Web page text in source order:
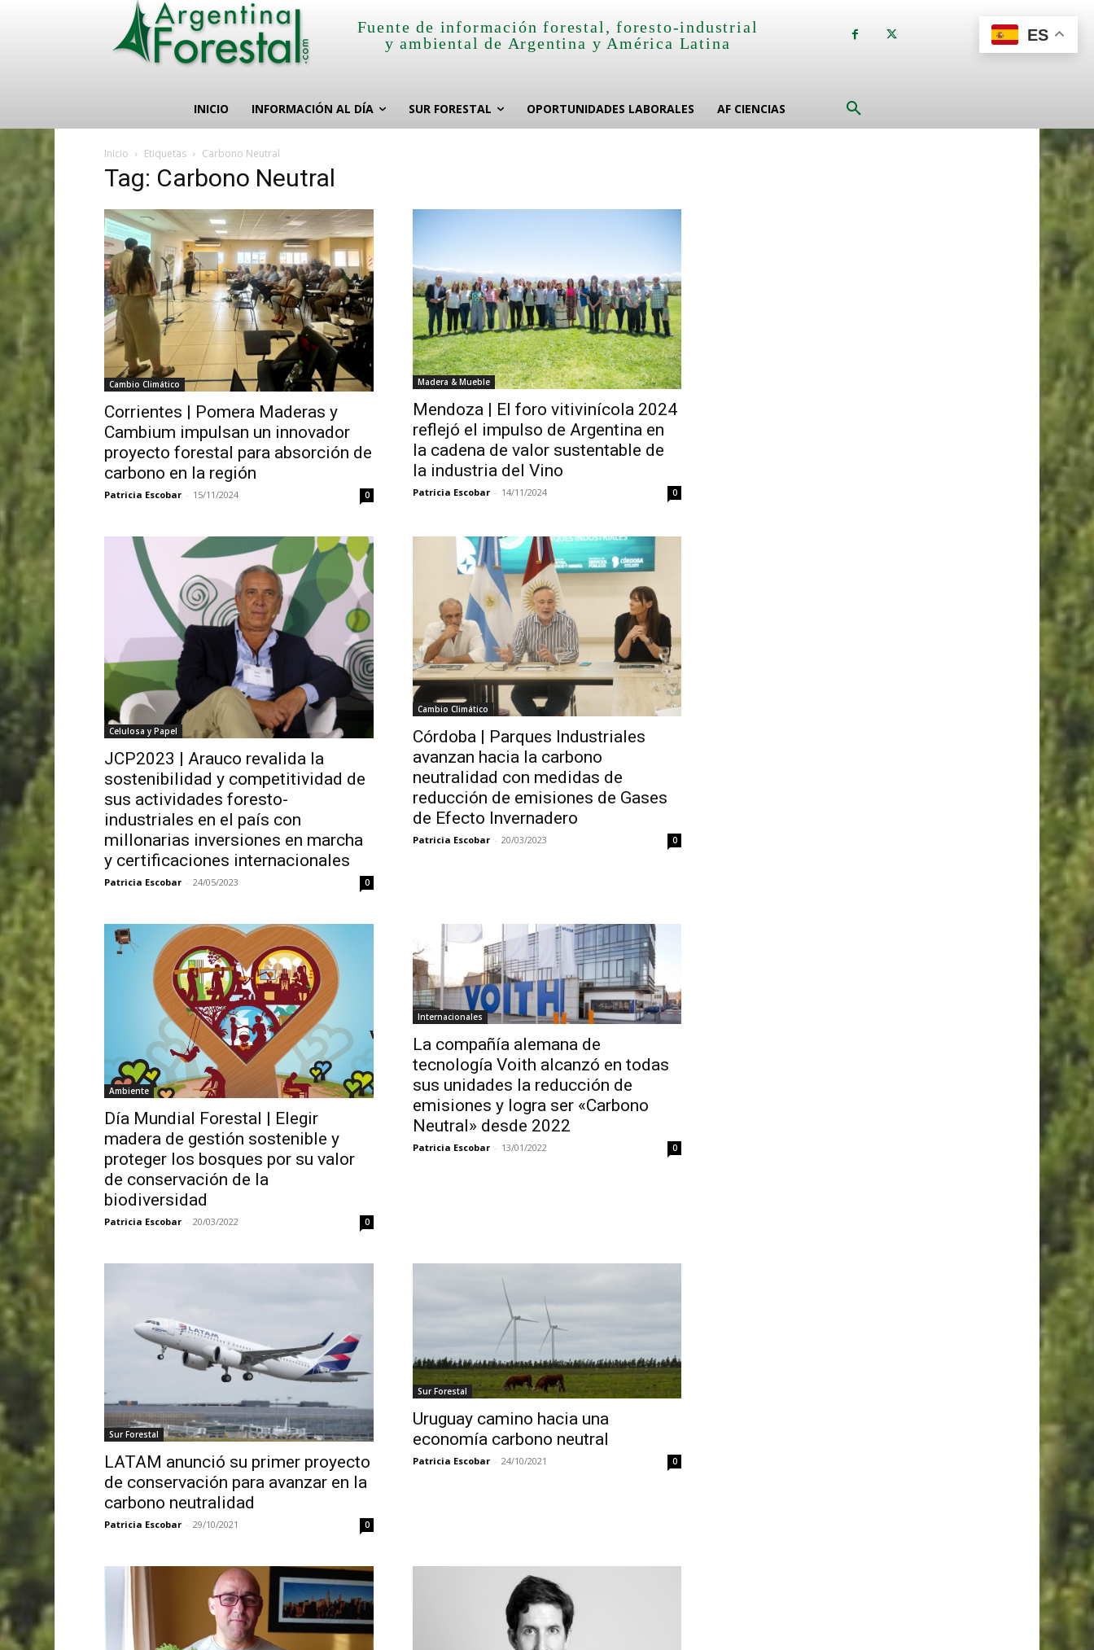
Fuente de información forestal, foresto-industrial
y ambiental de Argentina y América Latina
INICIO INFORMACIÓN AL DÍA SUR FORESTAL OPORTUNIDADES LABORALES AF CIENCIAS
Inicio Etiquetas Carbono Neutral
Tag: Carbono Neutral
Cambio Climático
Corrientes | Pomera Maderas y
Cambium impulsan un innovador
proyecto forestal para absorción de
carbono en la región
Patricia Escobar - 15/11/2024 0
Madera & Mueble
Mendoza | El foro vitivinícola 2024
reflejó el impulso de Argentina en
la cadena de valor sustentable de
la industria del Vino
Patricia Escobar - 14/11/2024 0
Celulosa y Papel
JCP2023 | Arauco revalida la
sostenibilidad y competitividad de
sus actividades foresto-
industriales en el país con
millonarias inversiones en marcha
y certificaciones internacionales
Patricia Escobar - 24/05/2023 0
Cambio Climático
Córdoba | Parques Industriales
avanzan hacia la carbono
neutralidad con medidas de
reducción de emisiones de Gases
de Efecto Invernadero
Patricia Escobar - 20/03/2023 0
Ambiente
Día Mundial Forestal | Elegir
madera de gestión sostenible y
proteger los bosques por su valor
de conservación de la
biodiversidad
Patricia Escobar - 20/03/2022 0
Internacionales
La compañía alemana de
tecnología Voith alcanzó en todas
sus unidades la reducción de
emisiones y logra ser «Carbono
Neutral» desde 2022
Patricia Escobar - 13/01/2022 0
Sur Forestal
LATAM anunció su primer proyecto
de conservación para avanzar en la
carbono neutralidad
Patricia Escobar - 29/10/2021 0
Sur Forestal
Uruguay camino hacia una
economía carbono neutral
Patricia Escobar - 24/10/2021 0
ES